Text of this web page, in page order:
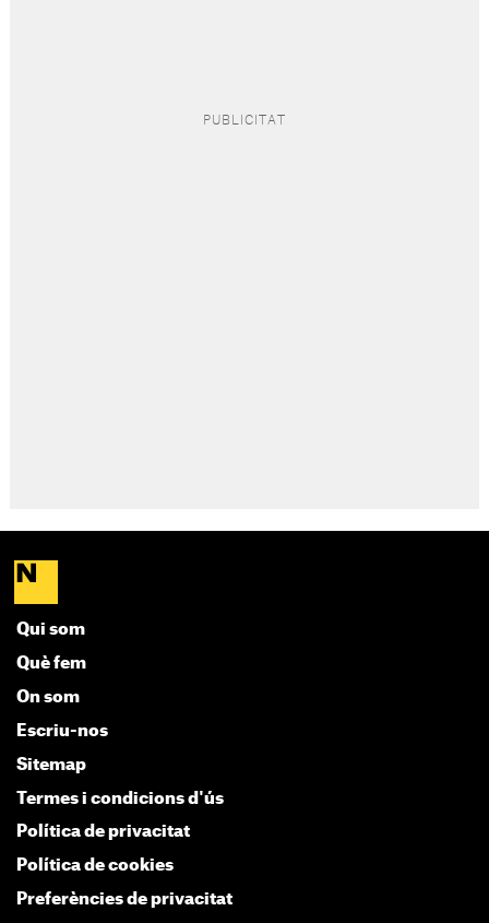
Qui som
Què fem
On som
Escriu-nos
Sitemap
Termes i condicions d'ús
Política de privacitat
Política de cookies
Preferències de privacitat